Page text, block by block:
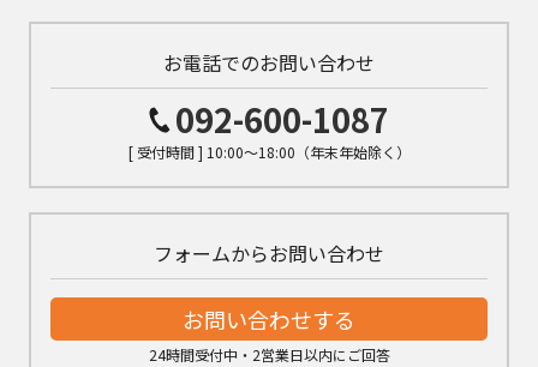
お電話でのお問い合わせ
092-600-1087
[ 受付時間 ] 10:00～18:00（年末年始除く）
フォームからお問い合わせ
お問い合わせする
24時間受付中・2営業日以内にご回答